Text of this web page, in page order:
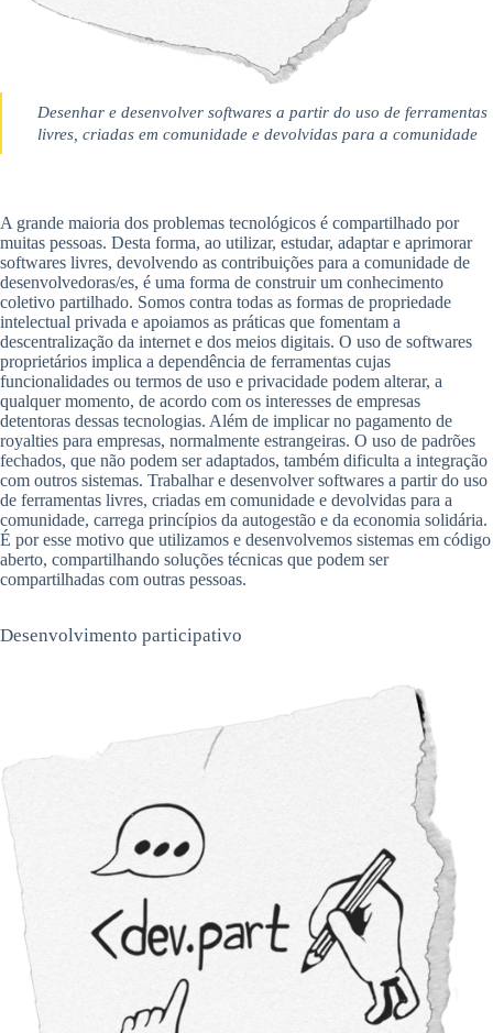
Desenhar e desenvolver softwares a partir do uso de ferramentas
livres, criadas em comunidade e devolvidas para a comunidade
A grande maioria dos problemas tecnológicos é compartilhado por
muitas pessoas. Desta forma, ao utilizar, estudar, adaptar e aprimorar
softwares livres, devolvendo as contribuições para a comunidade de
desenvolvedoras/es, é uma forma de construir um conhecimento
coletivo partilhado. Somos contra todas as formas de propriedade
intelectual privada e apoiamos as práticas que fomentam a
descentralização da internet e dos meios digitais. O uso de softwares
proprietários implica a dependência de ferramentas cujas
funcionalidades ou termos de uso e privacidade podem alterar, a
qualquer momento, de acordo com os interesses de empresas
detentoras dessas tecnologias. Além de implicar no pagamento de
royalties para empresas, normalmente estrangeiras. O uso de padrões
fechados, que não podem ser adaptados, também dificulta a integração
com outros sistemas. Trabalhar e desenvolver softwares a partir do uso
de ferramentas livres, criadas em comunidade e devolvidas para a
comunidade, carrega princípios da autogestão e da economia solidária.
É por esse motivo que utilizamos e desenvolvemos sistemas em código
aberto, compartilhando soluções técnicas que podem ser
compartilhadas com outras pessoas.
Desenvolvimento participativo